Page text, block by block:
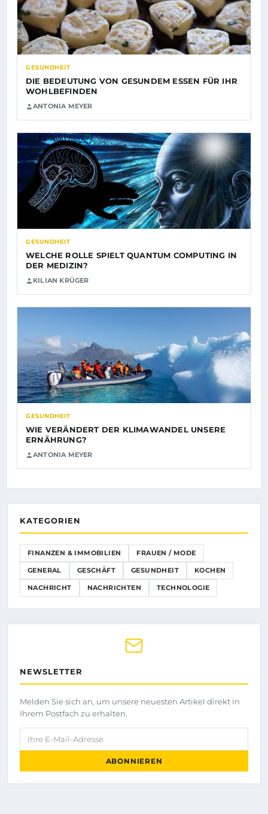
GESUNDHEIT
DIE BEDEUTUNG VON GESUNDEM ESSEN FÜR IHR
WOHLBEFINDEN
ANTONIA MEYER
GESUNDHEIT
WELCHE ROLLE SPIELT QUANTUM COMPUTING IN
DER MEDIZIN?
KILIAN KRÜGER
GESUNDHEIT
WIE VERÄNDERT DER KLIMAWANDEL UNSERE
ERNÄHRUNG?
ANTONIA MEYER
KATEGORIEN
FINANZEN & IMMOBILIEN FRAUEN / MODE
GENERAL GESCHÄFT GESUNDHEIT KOCHEN
NACHRICHT NACHRICHTEN TECHNOLOGIE
NEWSLETTER
Melden Sie sich an, um unsere neuesten Artikel direkt in
Ihrem Postfach zu erhalten.
Ihre E-Mail-Adresse
ABONNIEREN